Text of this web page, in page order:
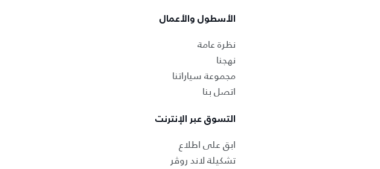
الأسطول والأعمال
نظرة عامة
نهجنا
مجموعة سياراتنا
اتصل بنا
التسوق عبر الإنترنت
ابق على اطلاع
تشكيلة لاند روڤر